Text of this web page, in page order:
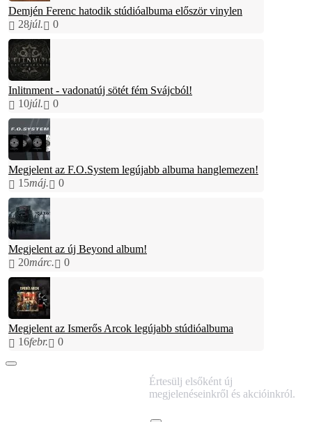
Demjén Ferenc hatodik stúdióalbuma először vinylen
28júl. 0
Inlitnment - vadonatúj sötét fém Svájcból!
10júl. 0
Megjelent az F.O.System legújabb albuma hanglemezen!
15máj. 0
Megjelent az új Beyond album!
20márc. 0
Megjelent az Ismerős Arcok legújabb stúdióalbuma
16febr. 0
Értesülj elsőként új
megjelenéseinkről és akcióinkról.